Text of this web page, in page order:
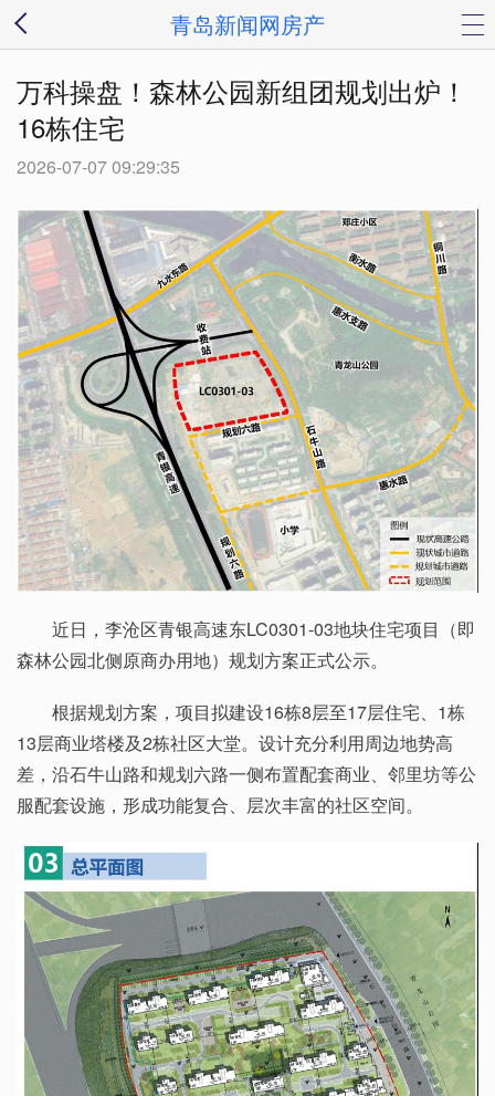
青岛新闻网房产
万科操盘！森林公园新组团规划出炉！
16栋住宅
2026-07-07 09:29:35
近日，李沧区青银高速东LC0301-03地块住宅项目（即
森林公园北侧原商办用地）规划方案正式公示。
根据规划方案，项目拟建设16栋8层至17层住宅、1栋
13层商业塔楼及2栋社区大堂。设计充分利用周边地势高
差，沿石牛山路和规划六路一侧布置配套商业、邻里坊等公
服配套设施，形成功能复合、层次丰富的社区空间。